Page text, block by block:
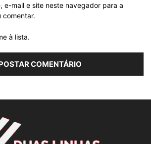
e-mail e site neste navegador para a
comentar.
à lista.